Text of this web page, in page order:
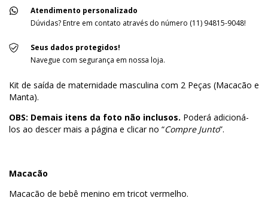
Atendimento personalizado
Dúvidas? Entre em contato através do número (11) 94815-9048!
Seus dados protegidos!
Navegue com segurança em nossa loja.
Kit de saída de maternidade masculina com 2 Peças (Macacão e
Manta).
OBS: Demais itens da foto não inclusos. Poderá adicioná-
los ao descer mais a página e clicar no “Compre Junto”.
Macacão
Macacão de bebê menino em tricot vermelho.